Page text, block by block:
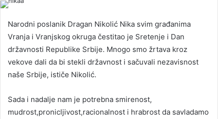
Narodni poslanik Dragan Nikolić Nika svim građanima
Vranja i Vranjskog okruga čestitao je Sretenje i Dan
državnosti Republike Srbije. Mnogo smo žrtava kroz
vekove dali da bi stekli državnost i sačuvali nezavisnost
naše Srbije, ističe Nikolić.
Sada i nadalje nam je potrebna smirenost,
mudrost,pronicljivost,racionalnost i hrabrost da savladamo